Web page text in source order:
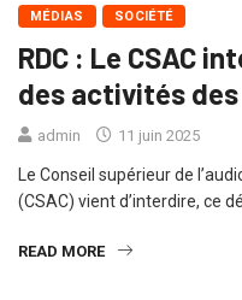
MÉDIAS SOCIÉTÉ
RDC : Le CSAC
des activités des
admin 11 juin 2025
Le Conseil supérieur de
(CSAC) vient d’interdire, ce
READ MORE